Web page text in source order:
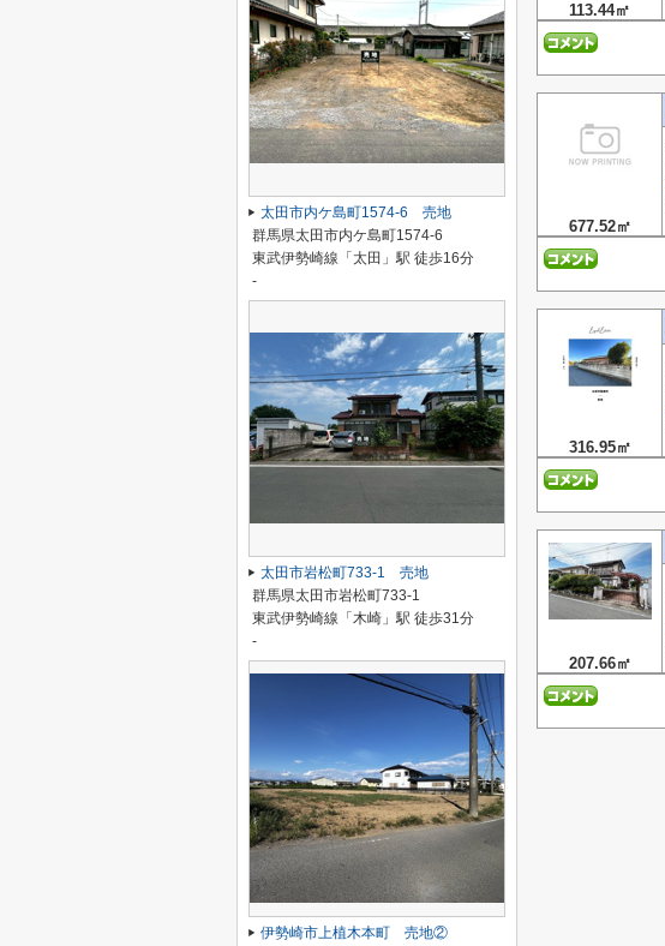
113.44㎡
677.52㎡
316.95㎡
207.66㎡
太田市内ケ島町1574-6 売地
群馬県太田市内ケ島町1574-6
東武伊勢崎線「太田」駅 徒歩16分
-
太田市岩松町733-1 売地
群馬県太田市岩松町733-1
東武伊勢崎線「木崎」駅 徒歩31分
-
伊勢崎市上植木本町 売地②